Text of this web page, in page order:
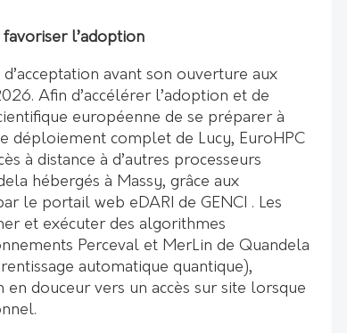
l’adoption
avant son ouverture aux
Afin d’accélérer l’adoption et de
européenne de se préparer à
déploiement complet de Lucy, EuroHPC
à distance à d’autres processeurs
hébergés à Massy, ​​grâce aux
le portail web eDARI de GENCI . Les
et exécuter des algorithmes
Perceval et MerLin de Quandela
automatique quantique),
en douceur vers un accès sur site lorsque